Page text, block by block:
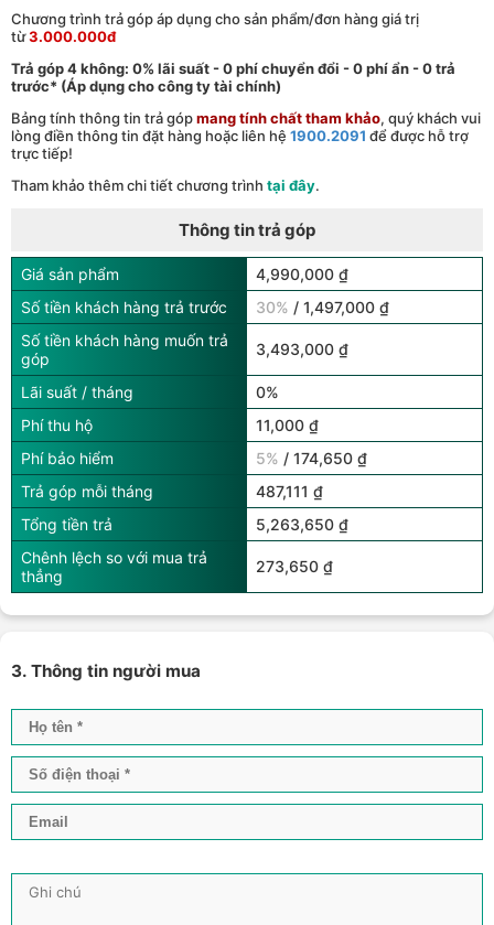
Chương trình trả góp áp dụng cho sản phẩm/đơn hàng giá trị
từ3.000.000đ
Trả góp 4 không: 0% lãi suất - 0 phí chuyển đổi - 0 phí ẩn - 0 trả
trước* (Áp dụng cho công ty tài chính)
Bảng tính thông tin trả gópmang tính chất tham khảo, quý khách vui
lòng điền thông tin đặt hàng hoặc liên hệ 1900.2091 để được hỗ trợ
trực tiếp!
Tham khảo thêm chi tiết chương trình tại đây.
Thông tin trả góp
Giá sản phẩm
4,990,000 ₫
Số tiền khách hàng trả trước
30% / 1,497,000 ₫
Số tiền khách hàng muốn trả
góp
3,493,000 ₫
Lãi suất / tháng
0%
Phí thu hộ
11,000 ₫
Phí bảo hiểm
5% / 174,650 ₫
Trả góp mỗi tháng
487,111 ₫
Tổng tiền trả
5,263,650 ₫
Chênh lệch so với mua trả
thẳng
273,650 ₫
3. Thông tin người mua